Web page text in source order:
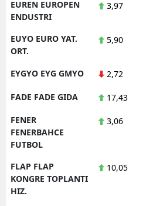
EUREN EUROPEN
ENDUSTRI
3,97
EUYO EURO YAT.
ORT.
5,90
EYGYO EYG GMYO 2,72
FADE FADE GIDA 17,43
FENER
FENERBAHCE
FUTBOL
3,06
FLAP FLAP
KONGRE TOPLANTI
HIZ.
10,05